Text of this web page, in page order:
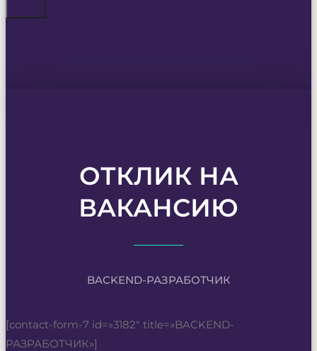
ОТКЛИК НА
ВАКАНСИЮ
BACKEND-РАЗРАБОТЧИК
[contact-form-7 id=»3182″ title=»BACKEND-
РАЗРАБОТЧИК»]